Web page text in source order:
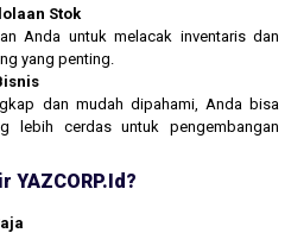
Stok
Anda untuk melacak inventaris dan
yang penting.
dan mudah dipahami, Anda bisa
lebih cerdas untuk pengembangan
YAZCORP.id?